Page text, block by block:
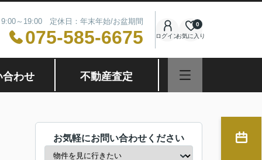
～19:00 定休日：年末年始/お盆期間
075-585-6675 ログインお気に入り
0
合わせ 不動産査定
お気軽にお問い合わせください